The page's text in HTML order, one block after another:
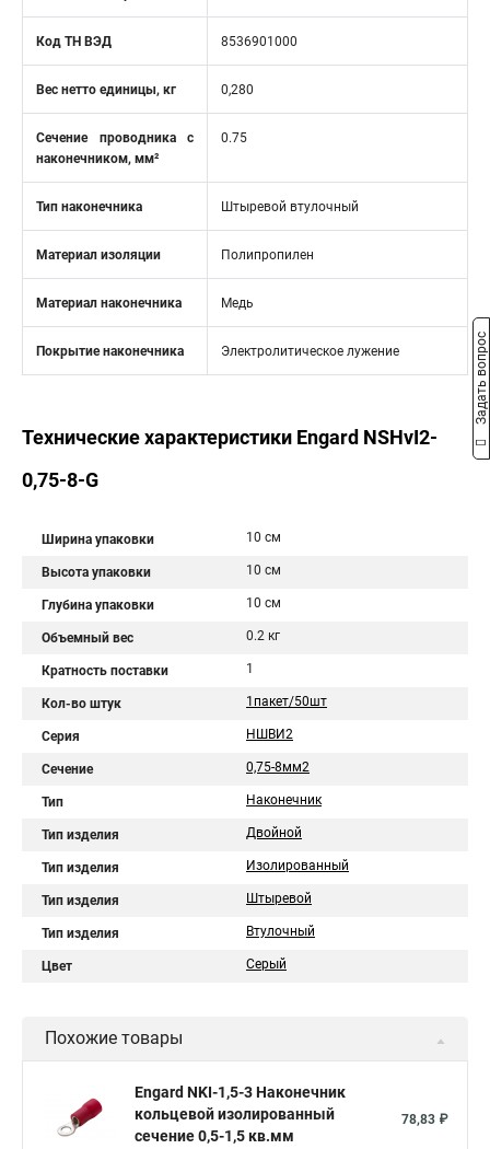
Код ТН ВЭД 8536901000
Вес нетто единицы, кг 0,280
Сечение проводника с
наконечником, мм²
0.75
Тип наконечника Штыревой втулочный
Материал изоляции Полипропилен
Материал наконечника Медь
Покрытие наконечника Электролитическое лужение
Технические характеристики Engard NSHvI2-
0,75-8-G
Ширина упаковки 10 см
Высота упаковки 10 см
Глубина упаковки 10 см
Объемный вес 0.2 кг
Кратность поставки 1
Кол-во штук 1пакет/50шт
Серия НШВИ2
Сечение 0,75-8мм2
Тип Наконечник
Тип изделия Двойной
Тип изделия Изолированный
Тип изделия Штыревой
Тип изделия Втулочный
Цвет Серый
Похожие товары
Engard NKI-1,5-3 Наконечник
кольцевой изолированный
сечение 0,5-1,5 кв.мм
78,83 ₽
Задать вопрос